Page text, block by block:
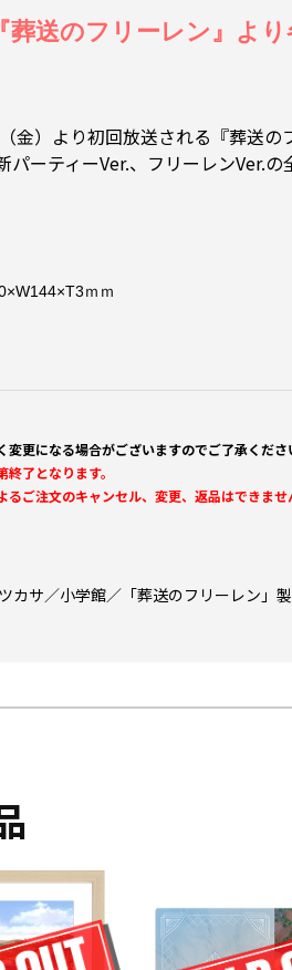
送のフリーレン』よ
金）より初回放送される『葬送
パーティーVer.、フリーレンVer.
ｍｍ
更になる場合がございますのでご了承くださ
了となります。
ご注文のキャンセル、変更、返品はできませ
カサ／小学館／「葬送のフリーレン」